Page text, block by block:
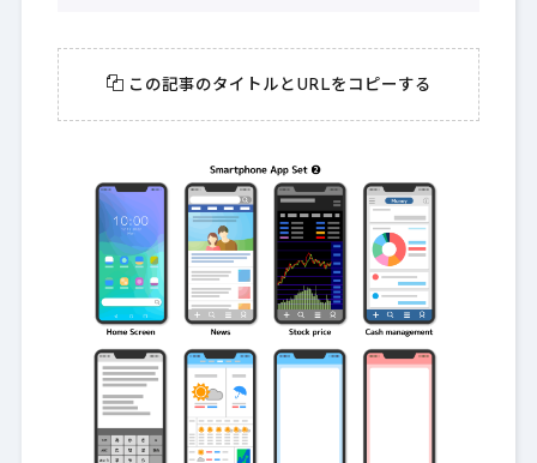
この記事のタイトルとURLをコピーする